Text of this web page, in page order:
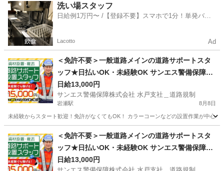
茨城 水戸市 水戸駅 警備員
洗い場スタッフ
日給例1万円〜 /【登録不要】スマホで1分！単発バイ
Lacotto Ad
＜免許不要＞一般道路メインの道路サポートスタ
ッフ★日払いOK・未経験OK サンエス警備保障株
式会社 水戸支社＿道路規制 岩瀬
日給13,000円
サンエス警備保障株式会社 水戸支社＿道路規制
岩瀬駅 8月8日
未経験からスタート歓迎！免許がなくてもOK！ カラーコーンなどの設置作
岩瀬駅 警備員
＜免許不要＞一般道路メインの道路サポートスタ
ッフ★日払いOK・未経験OK サンエス警備保障株
式会社 水戸支社＿道路規制 赤塚
日給13,000円